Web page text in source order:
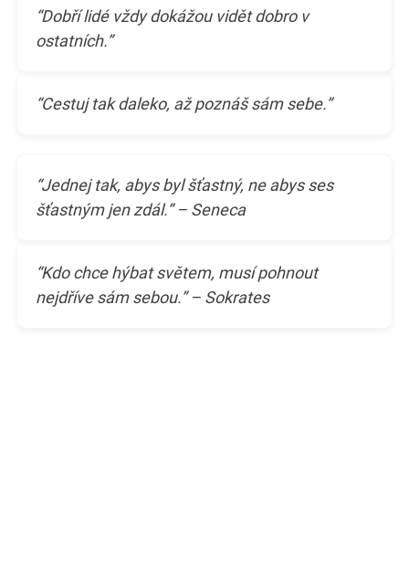
“Dobří lidé vždy dokážou vidět dobro v
ostatních.”
“Cestuj tak daleko, až poznáš sám sebe.”
“Jednej tak, abys byl šťastný, ne abys ses
šťastným jen zdál.” – Seneca
“Kdo chce hýbat světem, musí pohnout
nejdříve sám sebou.” – Sokrates